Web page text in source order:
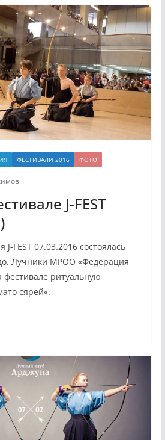
ФЕСТИВАЛИ 2016 ФОТО
J-FEST
J-FEST 07.03.2016 состоялась
Лучники МРОО «Федерация
фестивале ритуальную
сярей«.